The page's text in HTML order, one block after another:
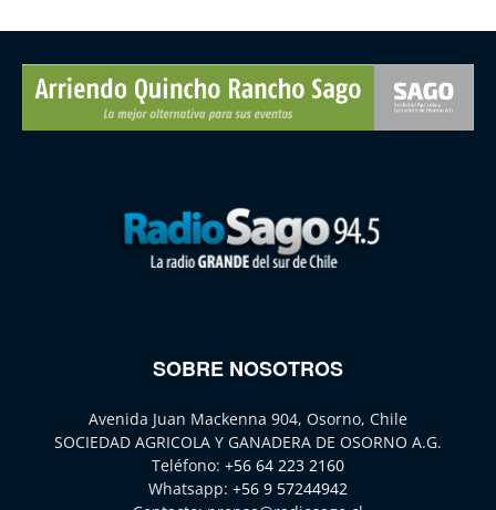
SOBRE NOSOTROS
Avenida Juan Mackenna 904, Osorno, Chile
SOCIEDAD AGRICOLA Y GANADERA DE OSORNO A.G.
Teléfono: +56 64 223 2160
Whatsapp: +56 9 57244942